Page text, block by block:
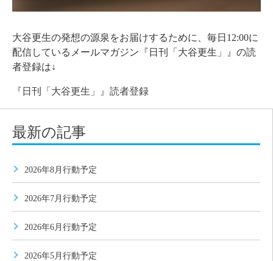
最新の記事
2026年8月行動予定
2026年7月行動予定
2026年6月行動予定
2026年5月行動予定
大谷更生の発想の源泉をお届けするために、毎日12:00に
配信しているメールマガジン『日刊「大谷更生」』の読
者登録は↓
『日刊「大谷更生」』読者登録